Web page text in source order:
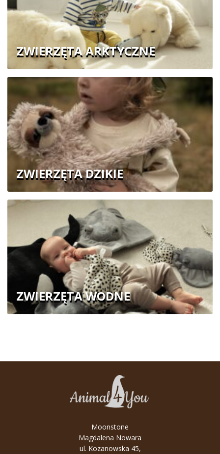
ZWIERZĘTA ARKTYCZNE
ZWIERZĘTA DZIKIE
ZWIERZĘTA WODNE
Moonstone
Magdalena Nowara
ul. Kozanowska 45,